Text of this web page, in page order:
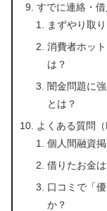
すでに連絡・
まずやり取
消費者ホッ
は？
闇金問題に
とは？
よくある質問（
個人間融資
借りたお金
口コミで「
か？